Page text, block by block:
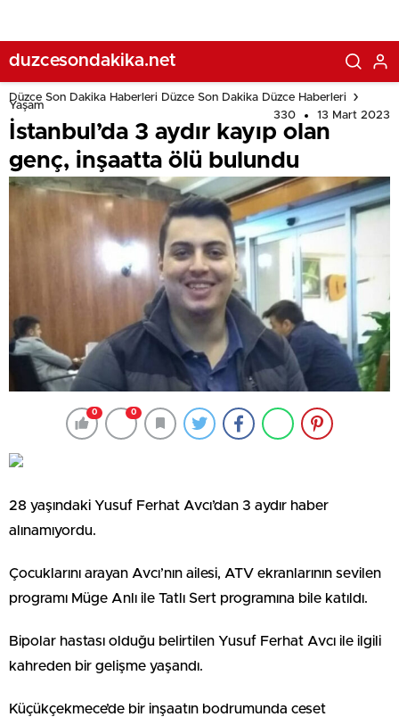
duzcesondakika.net
Düzce Son Dakika Haberleri Düzce Son Dakika Düzce Haberleri
Yaşam
330
13 Mart 2023
İstanbul’da 3 aydır kayıp olan
genç, inşaatta ölü bulundu
0 0
28 yaşındaki Yusuf Ferhat Avcı’dan 3 aydır haber
alınamıyordu.
Çocuklarını arayan Avcı’nın ailesi, ATV ekranlarının sevilen
programı Müge Anlı ile Tatlı Sert programına bile katıldı.
Bipolar hastası olduğu belirtilen Yusuf Ferhat Avcı ile ilgili
kahreden bir gelişme yaşandı.
Küçükçekmece’de bir inşaatın bodrumunda ceset